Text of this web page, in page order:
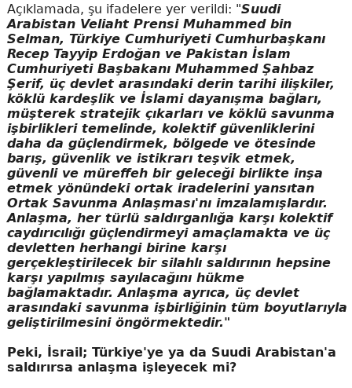
Açıklamada, şu ifadelere yer verildi: "Suudi
Arabistan Veliaht Prensi Muhammed bin
Selman, Türkiye Cumhuriyeti Cumhurbaşkanı
Recep Tayyip Erdoğan ve Pakistan İslam
Cumhuriyeti Başbakanı Muhammed Şahbaz
Şerif, üç devlet arasındaki derin tarihi ilişkiler,
köklü kardeşlik ve İslami dayanışma bağları,
müşterek stratejik çıkarları ve köklü savunma
işbirlikleri temelinde, kolektif güvenliklerini
daha da güçlendirmek, bölgede ve ötesinde
barış, güvenlik ve istikrarı teşvik etmek,
güvenli ve müreffeh bir geleceği birlikte inşa
etmek yönündeki ortak iradelerini yansıtan
Ortak Savunma Anlaşması'nı imzalamışlardır.
Anlaşma, her türlü saldırganlığa karşı kolektif
caydırıcılığı güçlendirmeyi amaçlamakta ve üç
devletten herhangi birine karşı
gerçekleştirilecek bir silahlı saldırının hepsine
karşı yapılmış sayılacağını hükme
bağlamaktadır. Anlaşma ayrıca, üç devlet
arasındaki savunma işbirliğinin tüm boyutlarıyla
geliştirilmesini öngörmektedir."
Peki, İsrail; Türkiye'ye ya da Suudi Arabistan'a
saldırırsa anlaşma işleyecek mi?